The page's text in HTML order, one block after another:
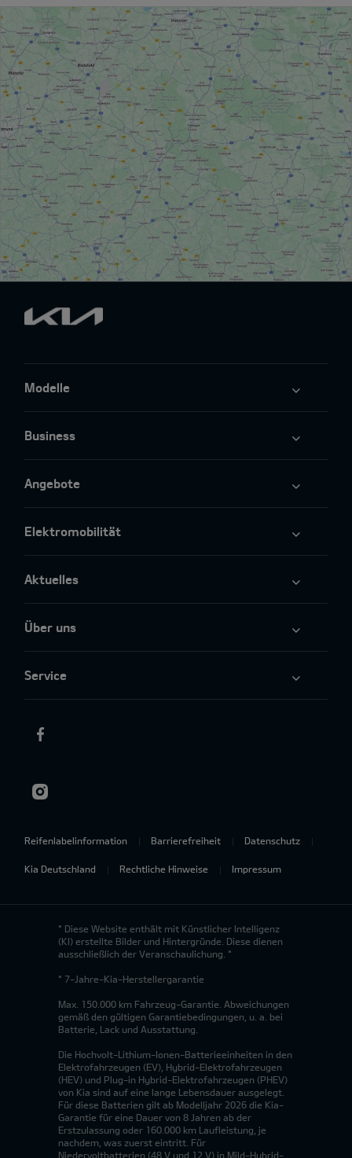
Modelle
Business
Angebote
Elektromobilität
Aktuelles
Über uns
Service
Reifenlabelinformation Barrierefreiheit Datenschutz
Kia Deutschland Rechtliche Hinweise Impressum
* Diese Website enthält mit Künstlicher Intelligenz
(KI) erstellte Bilder und Hintergründe. Diese dienen
ausschließlich der Veranschaulichung. *
* 7-Jahre-Kia-Herstellergarantie
Max. 150.000 km Fahrzeug-Garantie. Abweichungen
gemäß den gültigen Garantiebedingungen, u. a. bei
Batterie, Lack und Ausstattung.
Die Hochvolt-Lithium-Ionen-Batterieeinheiten in den
Elektrofahrzeugen (EV), Hybrid-Elektrofahrzeugen
(HEV) und Plug-in Hybrid-Elektrofahrzeugen (PHEV)
von Kia sind auf eine lange Lebensdauer ausgelegt.
Für diese Batterien gilt ab Modelljahr 2026 die Kia-
Garantie für eine Dauer von 8 Jahren ab der
Erstzulassung oder 160.000 km Laufleistung, je
nachdem, was zuerst eintritt. Für
Niedervoltbatterien (48 V und 12 V) in Mild-Hybrid-